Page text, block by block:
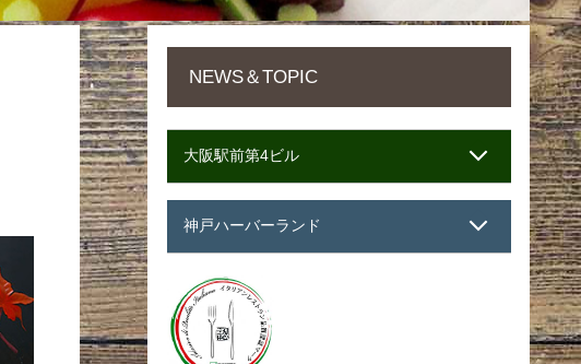
NEWS＆TOPIC
大阪駅前第4ビル
神戸ハーバーランド